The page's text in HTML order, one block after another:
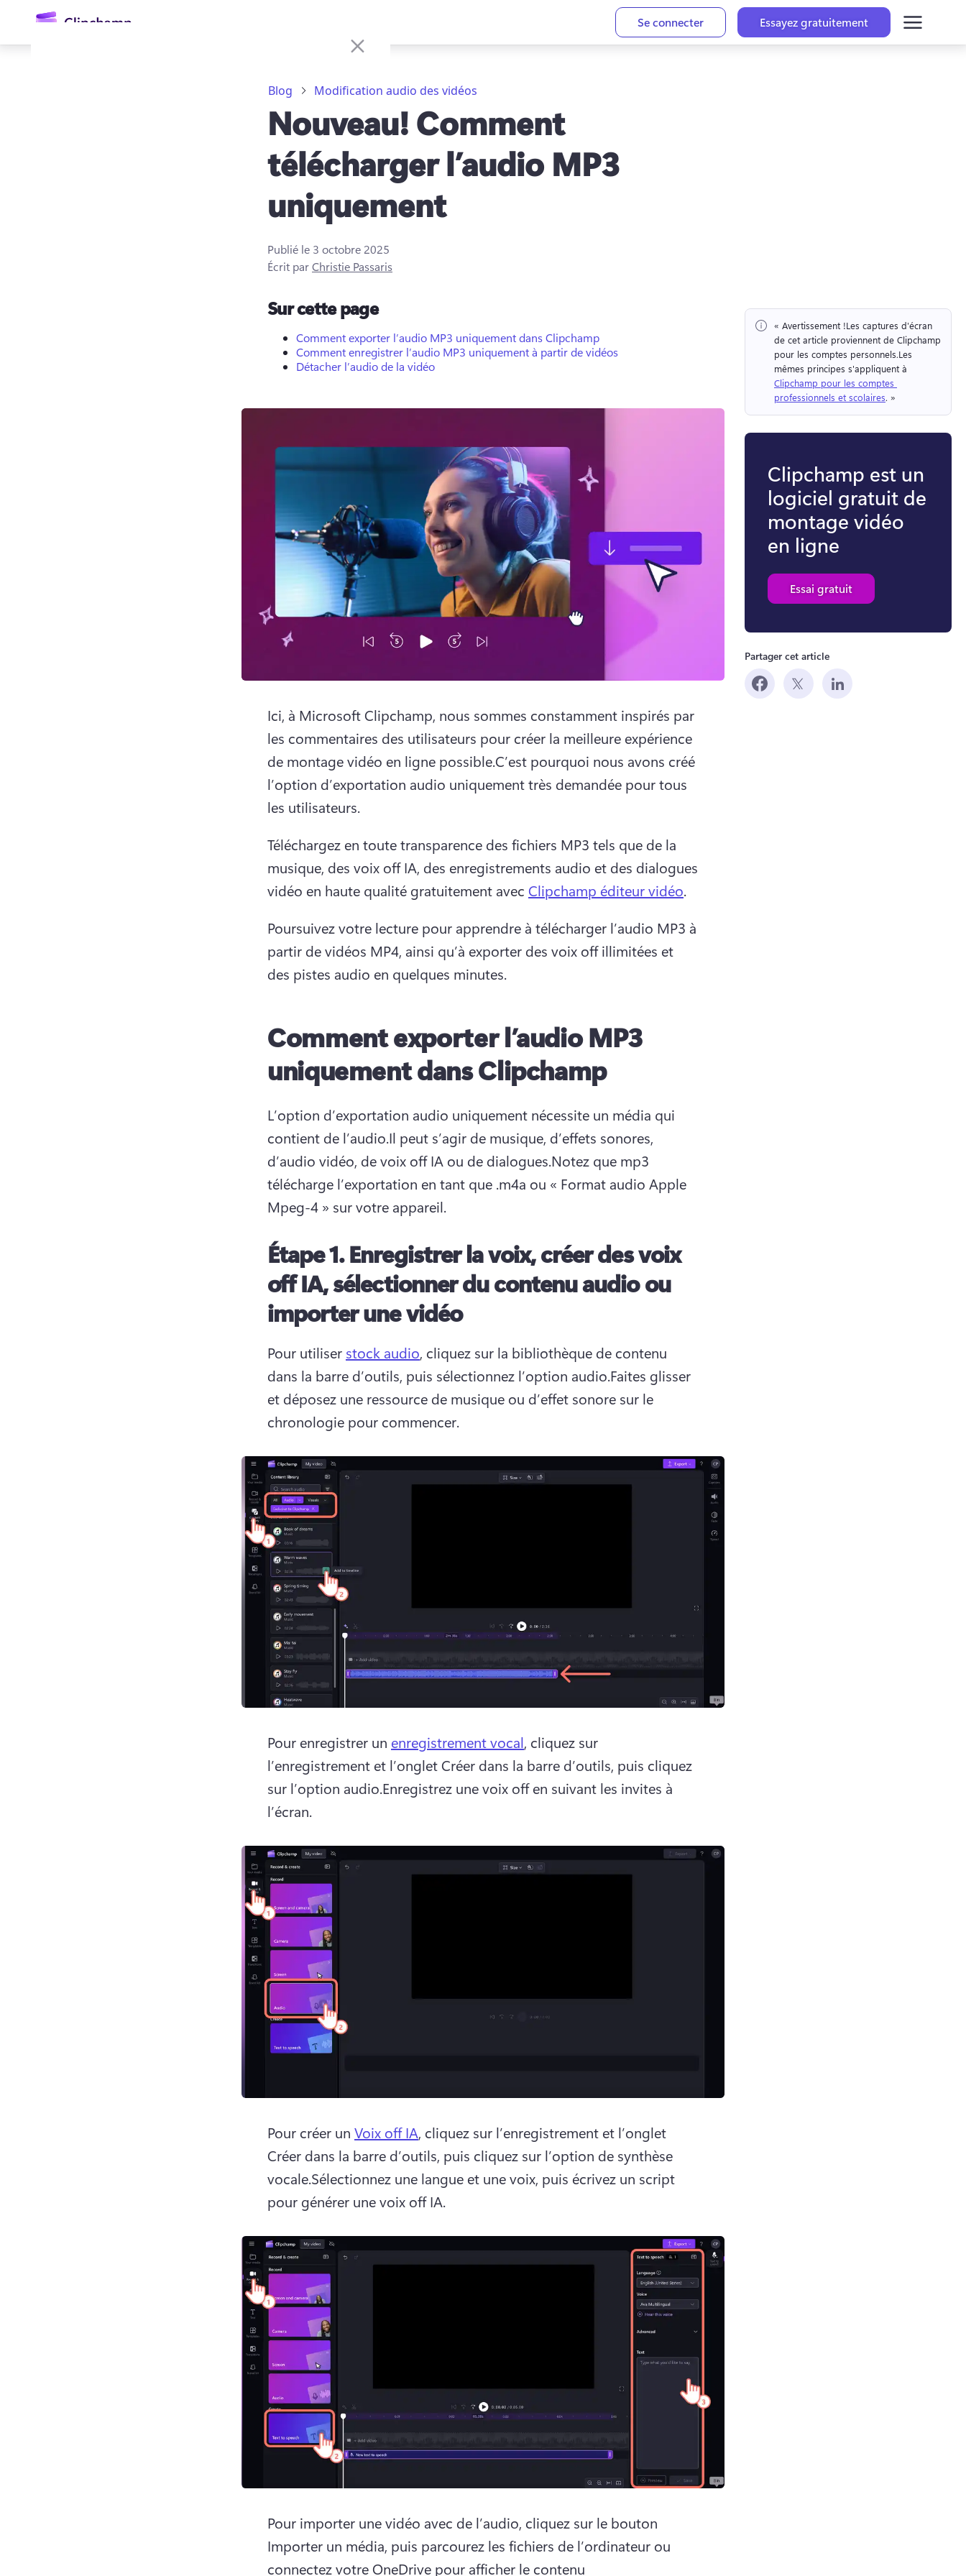
principal
Se connecter Essayez gratuitement
Blog Modification audio des vidéos
Nouveau! Comment
télécharger l’audio MP3
uniquement
Publié le 3 octobre 2025
Écrit parChristie Passaris
Sur cette page
Comment exporter l’audio MP3 uniquement dans Clipchamp
Comment enregistrer l’audio MP3 uniquement à partir de vidéos
Détacher l’audio de la vidéo
Ici, à Microsoft Clipchamp, nous sommes constamment inspirés par
les commentaires des utilisateurs pour créer la meilleure expérience
de montage vidéo en ligne possible.C’est pourquoi nous avons créé
l’option d’exportation audio uniquement très demandée pour tous
les utilisateurs.
Téléchargez en toute transparence des fichiers MP3 tels que de la
musique, des voix off IA, des enregistrements audio et des dialogues
vidéo en haute qualité gratuitement avec Clipchamp éditeur vidéo.
Poursuivez votre lecture pour apprendre à télécharger l’audio MP3 à
partir de vidéos MP4, ainsi qu’à exporter des voix off illimitées et
des pistes audio en quelques minutes.
Comment exporter l’audio MP3
uniquement dans Clipchamp
L’option d’exportation audio uniquement nécessite un média qui
contient de l’audio.Il peut s’agir de musique, d’effets sonores,
d’audio vidéo, de voix off IA ou de dialogues.Notez que mp3
télécharge l’exportation en tant que .m4a ou « Format audio Apple
Mpeg-4 » sur votre appareil.
Étape 1. Enregistrer la voix, créer des voix
off IA, sélectionner du contenu audio ou
importer une vidéo
Pour utiliser stock audio, cliquez sur la bibliothèque de contenu
dans la barre d’outils, puis sélectionnez l’option audio.Faites glisser
et déposez une ressource de musique ou d’effet sonore sur le
chronologie pour commencer.
Pour enregistrer un enregistrement vocal, cliquez sur
l’enregistrement et l’onglet Créer dans la barre d’outils, puis cliquez
sur l’option audio.Enregistrez une voix off en suivant les invites à
l’écran.
Pour créer un Voix off IA, cliquez sur l’enregistrement et l’onglet
Créer dans la barre d’outils, puis cliquez sur l’option de synthèse
vocale.Sélectionnez une langue et une voix, puis écrivez un script
pour générer une voix off IA.
Pour importer une vidéo avec de l’audio, cliquez sur le bouton
Importer un média, puis parcourez les fichiers de l’ordinateur ou
connectez votre OneDrive pour afficher le contenu
« Avertissement !Les captures d'écran
de cet article proviennent de Clipchamp
pour les comptes personnels.Les
Clipchamp pour les comptes
professionnels et scolaires. »
Clipchamp est un
logiciel gratuit de
montage vidéo
en ligne
Essai gratuit
Partager cet article